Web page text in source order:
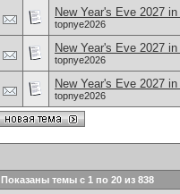
New Year's Eve 2027
topnye2026
New Year's Eve 2027
topnye2026
New Year's Eve 2027
topnye2026
Показаны темы с 1 по 20 из 838